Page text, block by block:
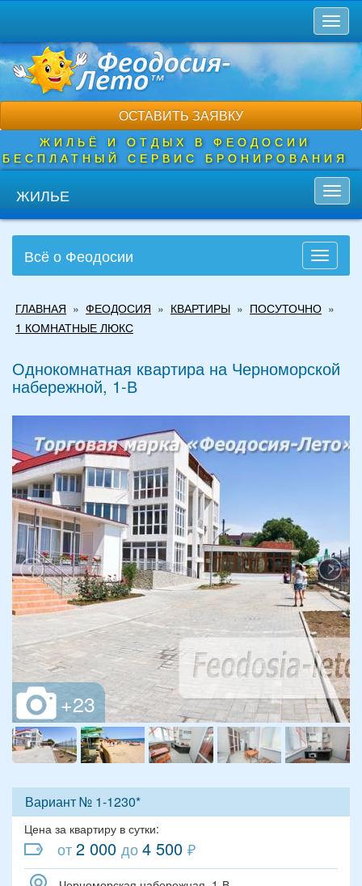
основному
содержанию
ОСТАВИТЬ ЗАЯВКУ
ЖИЛЬЁ И ОТДЫХ В ФЕОДОСИИ
БЕСПЛАТНЫЙ СЕРВИС БРОНИРОВАНИЯ
ЖИЛЬЕ
Toggle
Всё о Феодосии
здесь
ГЛАВНАЯ » ФЕОДОСИЯ » КВАРТИРЫ » ПОСУТОЧНО »
1 КОМНАТНЫЕ ЛЮКС
Однокомнатная квартира на Черноморской
набережной, 1-В
Вариант № 1-1230*
Цена за квартиру в сутки:
от2 000 до4 500 ₽